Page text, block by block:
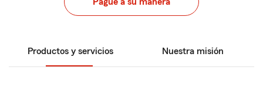
Productos y servicios Nuestra misión